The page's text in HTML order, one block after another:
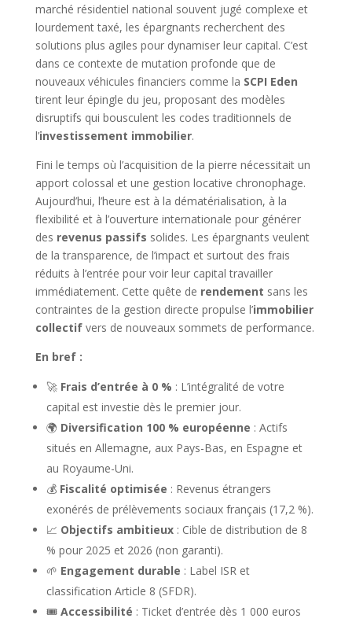
marché résidentiel national souvent jugé complexe et
lourdement taxé, les épargnants recherchent des
solutions plus agiles pour dynamiser leur capital. C’est
dans ce contexte de mutation profonde que de
nouveaux véhicules financiers comme la SCPI Eden
tirent leur épingle du jeu, proposant des modèles
disruptifs qui bousculent les codes traditionnels de
l’investissement immobilier.
Fini le temps où l’acquisition de la pierre nécessitait un
apport colossal et une gestion locative chronophage.
Aujourd’hui, l’heure est à la dématérialisation, à la
flexibilité et à l’ouverture internationale pour générer
des revenus passifs solides. Les épargnants veulent
de la transparence, de l’impact et surtout des frais
réduits à l’entrée pour voir leur capital travailler
immédiatement. Cette quête de rendement sans les
contraintes de la gestion directe propulse l’immobilier
collectifvers de nouveaux sommets de performance.
En bref :
🚀 Frais d’entrée à 0 % : L’intégralité de votre
capital est investie dès le premier jour.
🌍 Diversification 100 % européenne : Actifs
situés en Allemagne, aux Pays-Bas, en Espagne et
au Royaume-Uni.
💰 Fiscalité optimisée : Revenus étrangers
exonérés de prélèvements sociaux français (17,2 %).
📈 Objectifs ambitieux: Cible de distribution de 8
% pour 2025 et 2026 (non garanti).
🌱 Engagement durable : Label ISR et
classification Article 8 (SFDR).
🎟️ Accessibilité : Ticket d’entrée dès 1 000 euros